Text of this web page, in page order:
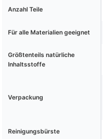
Anzahl Teile
Für alle Materialien geeignet
Größtenteils natürliche
Inhaltsstoffe
Verpackung
Reinigungsbürste